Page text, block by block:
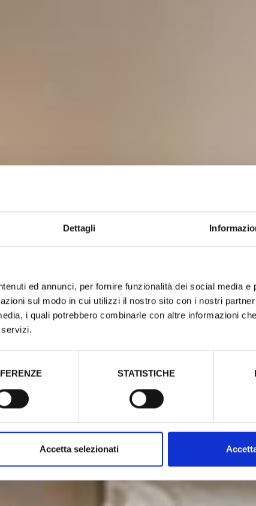
Dettagli
ed annunci, per fornire funzionalità dei social media e
sul modo in cui utilizzi il nostro sito con i nostri
i quali potrebbero combinarle con altre informazioni
STATISTICHE
Accetta selezionati
Sur La